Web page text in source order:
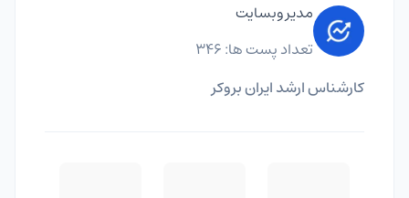
مدیر وبسایت
تعداد پست ها: 346
کارشناس ارشد ایران بروکر